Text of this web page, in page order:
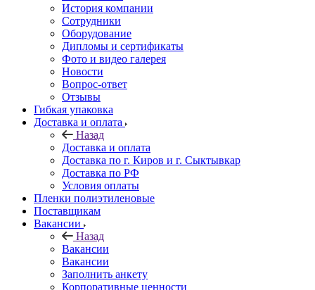
История компании
Сотрудники
Оборудование
Дипломы и сертификаты
Фото и видео галерея
Новости
Вопрос-ответ
Отзывы
Гибкая упаковка
Доставка и оплата
Назад
Доставка и оплата
Доставка по г. Киров и г. Сыктывкар
Доставка по РФ
Условия оплаты
Пленки полиэтиленовые
Поставщикам
Вакансии
Назад
Вакансии
Вакансии
Заполнить анкету
Корпоративные ценности